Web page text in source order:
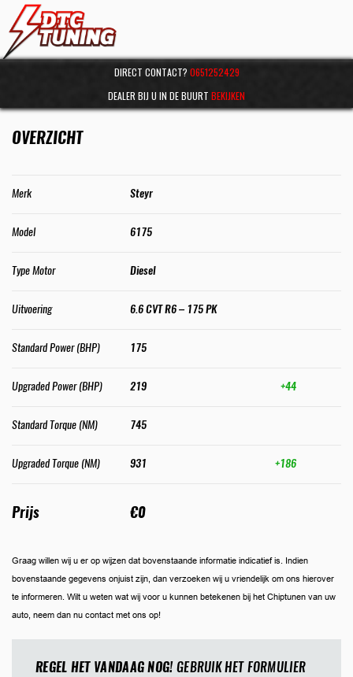
DIRECT CONTACT? 0651252429
DEALER BIJ U IN DE BUURT BEKIJKEN
OVERZICHT
Merk Steyr
Model 6175
Type Motor Diesel
Uitvoering 6.6 CVT R6 – 175 PK
Standard Power (BHP) 175
Upgraded Power (BHP) 219 +44
Standard Torque (NM) 745
Upgraded Torque (NM) 931 +186
Prijs €0
Graag willen wij u er op wijzen dat bovenstaande informatie indicatief is. Indien
bovenstaande gegevens onjuist zijn, dan verzoeken wij u vriendelijk om ons hierover
te informeren. Wilt u weten wat wij voor u kunnen betekenen bij het Chiptunen van uw
auto, neem dan nu contact met ons op!
REGEL HET VANDAAG NOG!GEBRUIK HET FORMULIER